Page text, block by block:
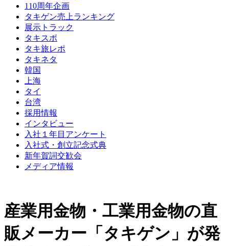
110周年企画
タキゲン売上ランキング
展示トラック
タキスポ
タキ旅レポ
タキネタ
韓国
上海
タイ
台湾
採用情報
インタビュー
入社１年目アンケート
入社式・創立記念式典
新年賀詞交歓会
メディア情報
産業用金物・工業用金物の直
販メーカー「タキゲン」が発